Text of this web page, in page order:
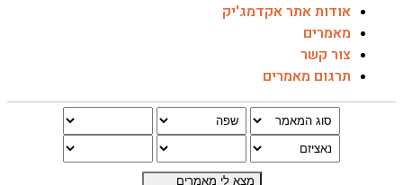
אודות אתר אקדמג'יק
מאמרים
צור קשר
תרגום מאמרים